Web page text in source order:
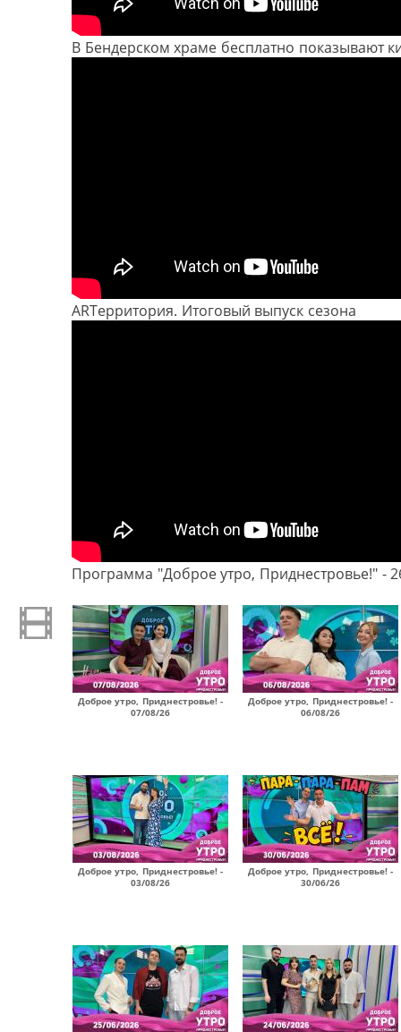
В Бендерском храме бесплатно показывают
ARTерритория. Итоговый выпуск сезона
Программа "Доброе утро, Приднестровье!" -
Доброе утро, Приднестровье! -
07/08/26
Доброе утро, Приднестровье! -
06/08/26
Доброе утро, Приднестровье! -
03/08/26
Доброе утро, Приднестровье! -
30/06/26